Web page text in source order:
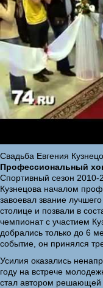
Свадьба Евгения
Профессиональный
Спортивный сезон 2010-
Кузнецова началом
завоевал звание
столице и позвали в
чемпионат с участием
добрались только до 6
событие, он принялся
Усилия оказались
году на встрече
стал автором решающей